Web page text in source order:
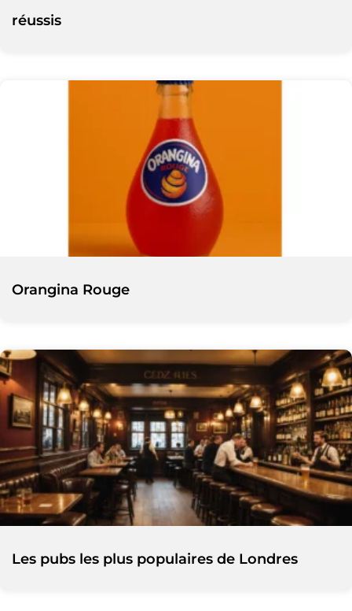
réussis
Orangina Rouge
Les pubs les plus populaires de Londres